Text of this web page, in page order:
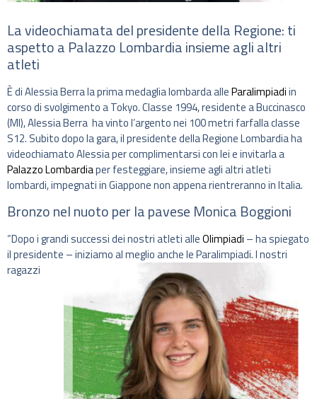
La videochiamata del presidente della Regione: ti
aspetto a Palazzo Lombardia insieme agli altri
atleti
È di Alessia Berra la prima medaglia lombarda alleParalimpiadiin
corso di svolgimento a Tokyo. Classe 1994, residente a Buccinasco
(MI), Alessia Berra ha vinto l’argento nei 100 metri farfalla classe
S12. Subito dopo la gara, il presidente della Regione Lombardia ha
videochiamato Alessia per complimentarsi con lei e invitarla a
Palazzo Lombardiaper festeggiare, insieme agli altri atleti
lombardi, impegnati in Giappone non appena rientreranno in Italia.
Bronzo nel nuoto per la pavese Monica Boggioni
“Dopo i grandi successi dei nostri atleti alleOlimpiadi – ha spiegato
il presidente – iniziamo al meglio anche le Paralimpiadi.I nostri
ragazzi